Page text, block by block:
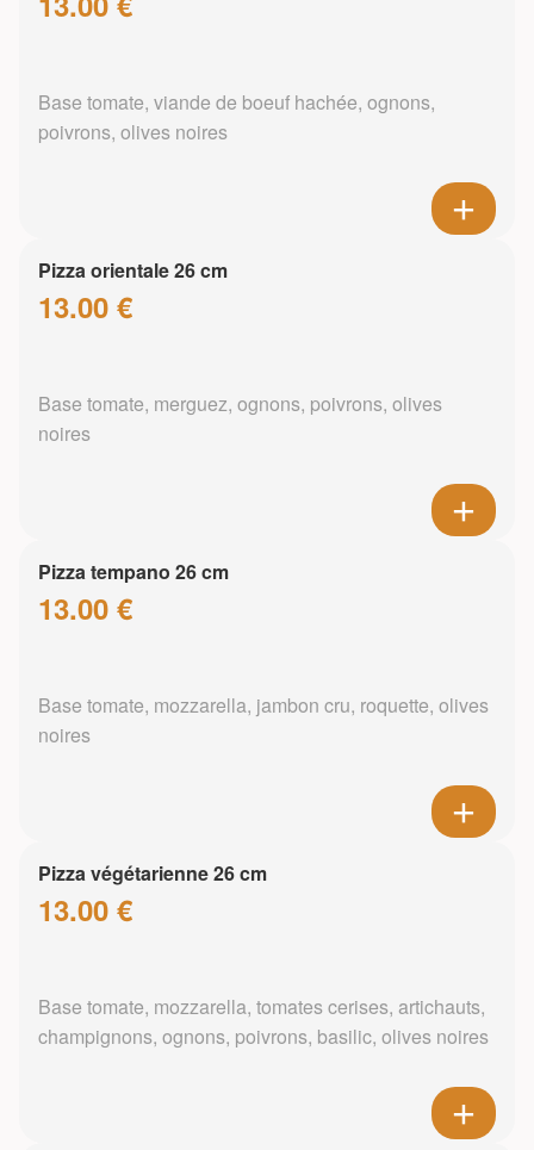
Base tomate, viande de boeuf hachée, ognons,
poivrons, olives noires
Pizza orientale 26 cm
13.00 €
Base tomate, merguez, ognons, poivrons, olives
noires
Pizza tempano 26 cm
13.00 €
Base tomate, mozzarella, jambon cru, roquette, olives
noires
Pizza végétarienne 26 cm
13.00 €
Base tomate, mozzarella, tomates cerises, artichauts,
champignons, ognons, poivrons, basilic, olives noires